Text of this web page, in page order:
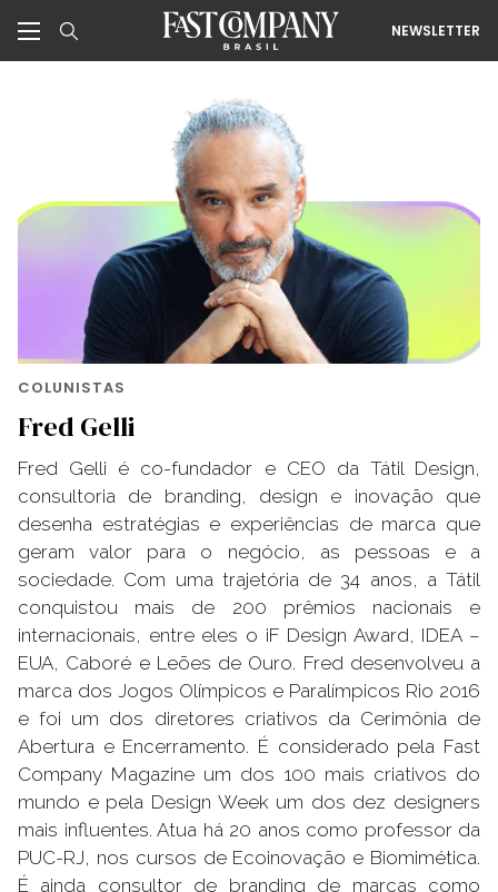
NEWSLETTER
COLUNISTAS
Fred Gelli
Fred Gelli é co-fundador e CEO da Tátil Design,
consultoria de branding, design e inovação que
desenha estratégias e experiências de marca que
geram valor para o negócio, as pessoas e a
sociedade. Com uma trajetória de 34 anos, a Tátil
conquistou mais de 200 prêmios nacionais e
internacionais, entre eles o iF Design Award, IDEA –
EUA, Caboré e Leões de Ouro. Fred desenvolveu a
marca dos Jogos Olímpicos e Paralímpicos Rio 2016
e foi um dos diretores criativos da Cerimônia de
Abertura e Encerramento. É considerado pela Fast
Company Magazine um dos 100 mais criativos do
mundo e pela Design Week um dos dez designers
mais influentes. Atua há 20 anos como professor da
PUC-RJ, nos cursos de Ecoinovação e Biomimética.
É ainda consultor de branding de marcas como